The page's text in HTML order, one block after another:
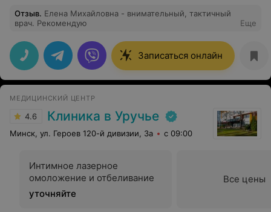
Отзыв. Елена Михайловна - внимательный, тактичный
врач. Рекомендую
Еще
Записаться онлайн
МЕДИЦИНСКИЙ ЦЕНТР
4.6 Клиника в Уручье
Минск, ул. Героев 120-й дивизии, 3а с 09:00
Интимное лазерное
омоложение и отбеливание
уточняйте
Все цены